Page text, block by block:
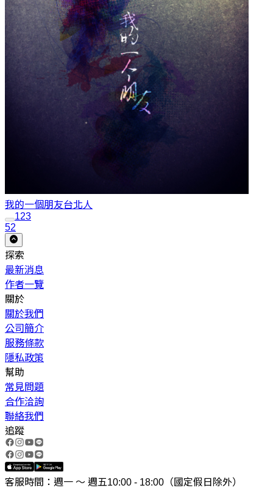
我的一個朋友台北人
123
52
探索
最新消息
作者一覽
關於
關於我們
公司簡介
服務條款
隱私政策
幫助
常見問題
合作洽詢
聯絡我們
追蹤
客服時間：週一 ～ 週五10:00 - 18:00（國定假日除外）